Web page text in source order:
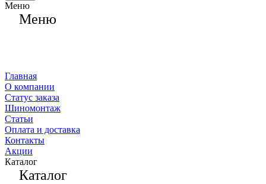
Меню
Меню
Главная
О компании
Статус заказа
Шиномонтаж
Статьи
Оплата и доставка
Контакты
Акции
Каталог
Каталог